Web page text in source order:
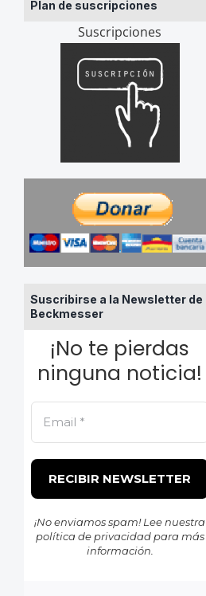
Plan de suscripciones
Suscripciones
Suscribirse a la Newsletter de
Beckmesser
¡No te pierdas
ninguna noticia!
¡No enviamos spam! Lee nuestra
política de privacidadpara más
información.